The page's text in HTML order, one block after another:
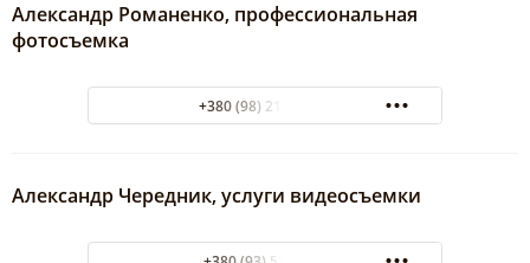
Александр Романенко, профессиональная
фотосъемка
+380 (98) 210-30-06
Александр Чередник, услуги видеосъемки